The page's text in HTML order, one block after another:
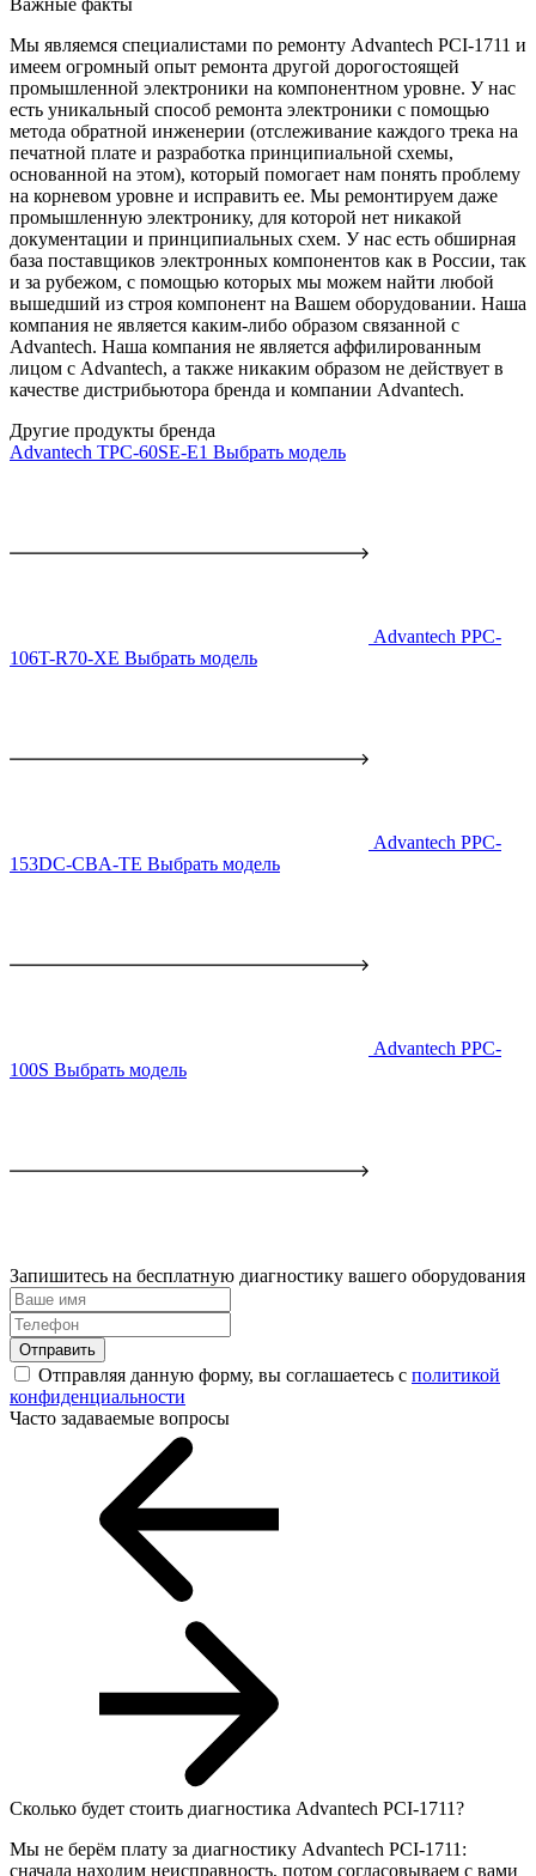
Важные факты
Мы являемся специалистами по ремонту Advantech PCI-1711 и
имеем огромный опыт ремонта другой дорогостоящей
промышленной электроники на компонентном уровне. У нас
есть уникальный способ ремонта электроники с помощью
метода обратной инженерии (отслеживание каждого трека на
печатной плате и разработка принципиальной схемы,
основанной на этом), который помогает нам понять проблему
на корневом уровне и исправить ее. Мы ремонтируем даже
промышленную электронику, для которой нет никакой
документации и принципиальных схем. У нас есть обширная
база поставщиков электронных компонентов как в России, так
и за рубежом, с помощью которых мы можем найти любой
вышедший из строя компонент на Вашем оборудовании. Наша
компания не является каким-либо образом связанной с
Advantech. Наша компания не является аффилированным
лицом с Advantech, а также никаким образом не действует в
качестве дистрибьютора бренда и компании Advantech.
Другие продукты бренда
Advantech TPC-60SE-E1 Выбрать модель
Advantech PPC-
106T-R70-XE Выбрать модель
Advantech PPC-
153DC-CBA-TE Выбрать модель
Advantech PPC-
100S Выбрать модель
Запишитесь на бесплатную диагностику вашего оборудования
Отправить
Отправляя данную форму, вы соглашаетесь с политикой
конфиденциальности
Часто задаваемые вопросы
Сколько будет стоить диагностика Advantech PCI-1711?
Мы не берём плату за диагностику Advantech PCI-1711:
сначала находим неисправность, потом согласовываем с вами